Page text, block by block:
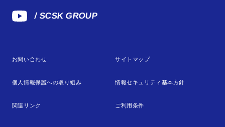
/ SCSK GROUP
お問い合わせ サイトマップ
個人情報保護への取り組み 情報セキュリティ基本方針
関連リンク ご利用条件